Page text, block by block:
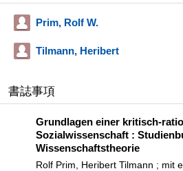
Prim, Rolf W.
Tilmann, Heribert
書誌事項
Grundlagen einer kritisch-
Sozialwissenschaft :
Wissenschaftstheorie
Rolf Prim, Heribert Tilmann ; mit